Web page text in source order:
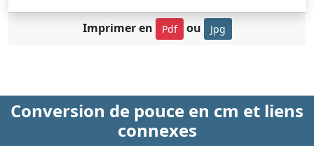
Imprimer en Pdf ou Jpg
Conversion de pouce en cm et liens
connexes